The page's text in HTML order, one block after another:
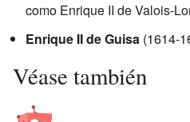
como Enrique II de Valois-
Enrique II de Guisa (1614-
Véase también